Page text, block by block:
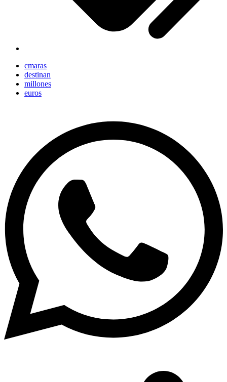
cmaras
destinan
millones
euros